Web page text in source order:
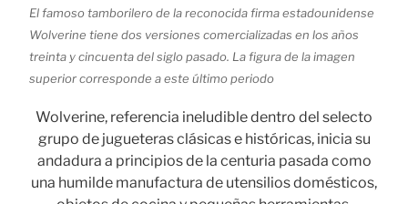
El famoso tamborilero de la reconocida firma estadounidense
Wolverine tiene dos versiones comercializadas en los años
treinta y cincuenta del siglo pasado. La figura de la imagen
superior corresponde a este último periodo
Wolverine, referencia ineludible dentro del selecto
grupo de jugueteras clásicas e históricas, inicia su
andadura a principios de la centuria pasada como
una humilde manufactura de utensilios domésticos,